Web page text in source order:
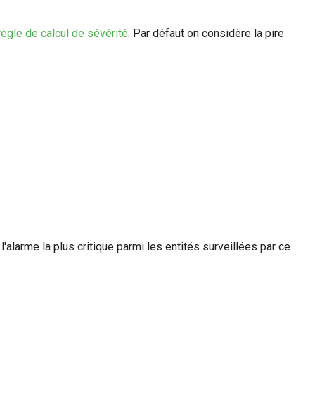
de calcul de sévérité. Par défaut on considère la pire
la plus critique parmi les entités surveillées par ce